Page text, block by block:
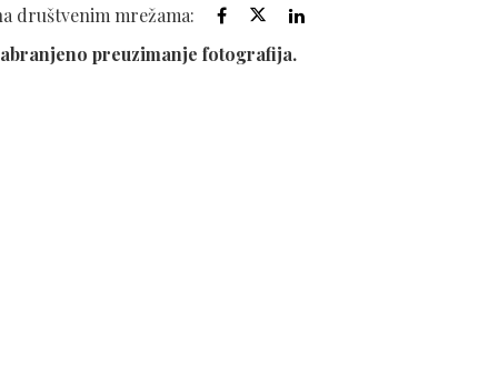
društvenim mrežama:
preuzimanje fotografija.